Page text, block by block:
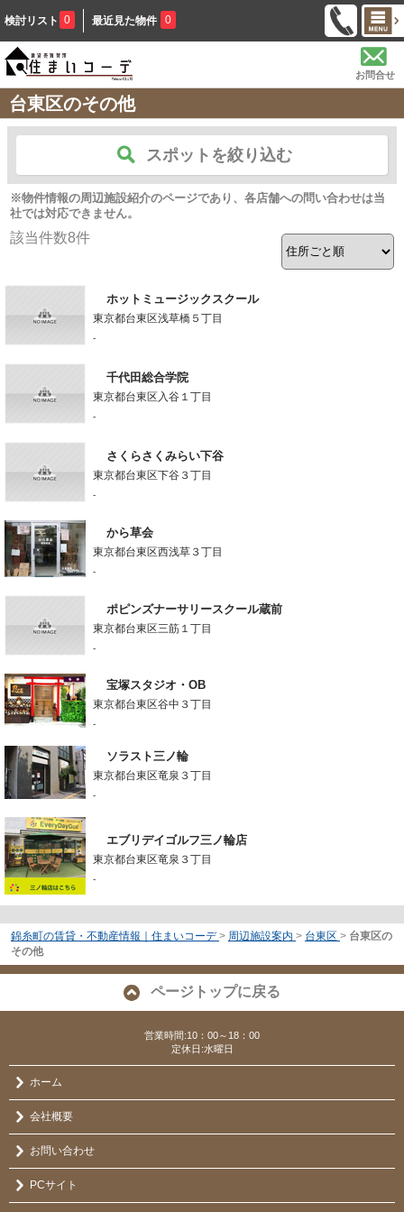
検討リスト 0 最近見た物件 0
お問合せ
台東区のその他
スポットを絞り込む
※物件情報の周辺施設紹介のページであり、各店舗への問い合わせは当
社では対応できません。
該当件数8件
ホットミュージックスクール
東京都台東区浅草橋５丁目
-
千代田総合学院
東京都台東区入谷１丁目
-
さくらさくみらい下谷
東京都台東区下谷３丁目
-
から草会
東京都台東区西浅草３丁目
-
ポピンズナーサリースクール蔵前
東京都台東区三筋１丁目
-
宝塚スタジオ・OB
東京都台東区谷中３丁目
-
ソラスト三ノ輪
東京都台東区竜泉３丁目
-
エブリデイゴルフ三ノ輪店
東京都台東区竜泉３丁目
-
錦糸町の賃貸・不動産情報｜住まいコーデ > 周辺施設案内 > 台東区 > 台東区の
その他
ページトップに戻る
営業時間:10：00～18：00
定休日:水曜日
ホーム
会社概要
お問い合わせ
PCサイト